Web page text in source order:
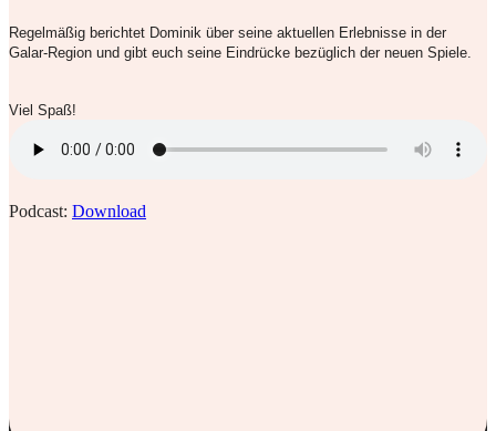
Regelmäßig berichtet Dominik über seine aktuellen Erlebnisse in der
Galar-Region und gibt euch seine Eindrücke bezüglich der neuen Spiele.
Viel Spaß!
Podcast: Download